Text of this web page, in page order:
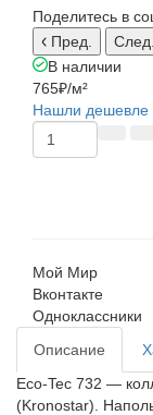
Поделитесь в
Пред.
След.
В наличии
765₽/м²
Нашли дешевле
Мой Мир
Вконтакте
Одноклассники
Описание
Eco-Tec 732 —
(Kronostar).